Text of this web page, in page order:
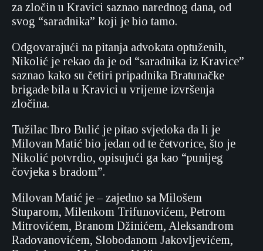
za zločin u Kravici saznao narednog dana, od
svog “saradnika” koji je bio tamo.
Odgovarajući na pitanja advokata optuženih,
Nikolić je rekao da je od “saradnika iz Kravice”
saznao kako su četiri pripadnika Bratunačke
brigade bila u Kravici u vrijeme izvršenja
zločina.
Tužilac Ibro Bulić je pitao svjedoka da li je
Milovan Matić bio jedan od te četvorice, što je
Nikolić potvrdio, opisujući ga kao “punijeg
čovjeka s bradom”.
Milovan Matić je – zajedno sa Milošem
Stuparom, Milenkom Trifunovićem, Petrom
Mitrovićem, Branom Džinićem, Aleksandrom
Radovanovićem, Slobodanom Jakovljevićem,